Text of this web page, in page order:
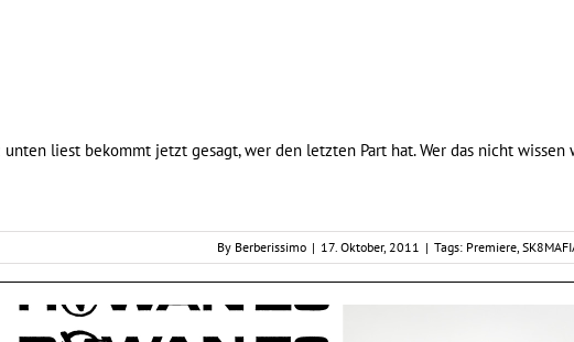
liest bekommt jetzt gesagt, wer den letzten Part hat. Wer das nicht
By Berberissimo | 17. Oktober, 2011 | Tags: Premiere,